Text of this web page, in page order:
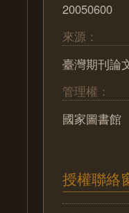
20050600
來源：
臺灣期刊論
管理權：
國家圖書館
授權聯絡